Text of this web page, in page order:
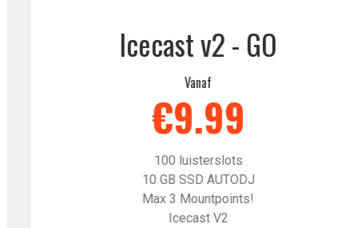
Icecast v2 - GO
Vanaf
€9.99
100 luisterslots
10 GB SSD AUTODJ
Max 3 Mountpoints!
Icecast V2